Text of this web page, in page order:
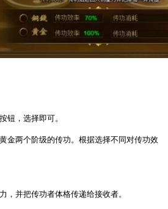
钮，选择即可。
金两个阶级的传功。根据选择不同对传功效
，并把传功者体格传递给接收者。